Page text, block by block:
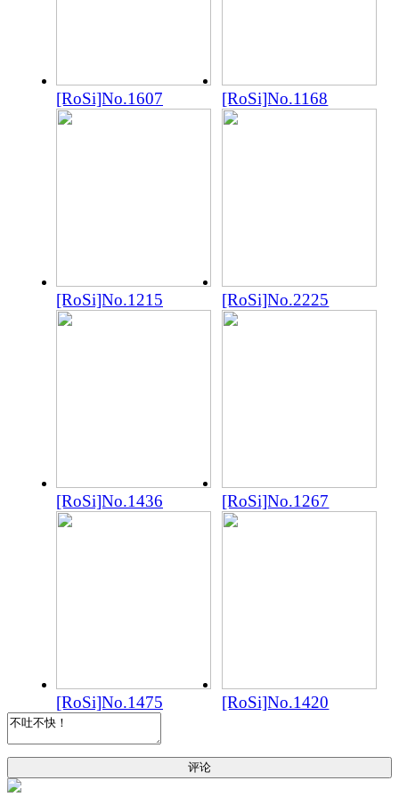
[RoSi]No.1607 [RoSi]No.1168
[RoSi]No.1215 [RoSi]No.2225
[RoSi]No.1436 [RoSi]No.1267
[RoSi]No.1475 [RoSi]No.1420
评论